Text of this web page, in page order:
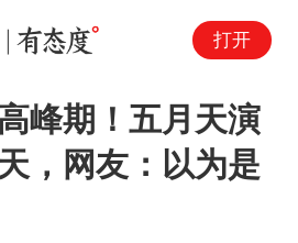
打开
峰期！五月天演
，网友：以为是